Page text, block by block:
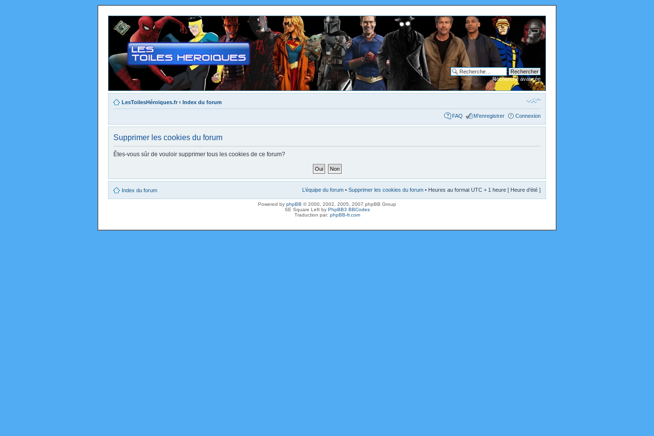
Recherche avancée
LesToilesHéroïques.fr ‹ Index du forum
FAQ M’enregistrer Connexion
Supprimer les cookies du forum
Êtes-vous sûr de vouloir supprimer tous les cookies de ce forum?
Index du forum L’équipe du forum • Supprimer les cookies du forum • Heures au format UTC + 1 heure [ Heure d’été ]
Powered by phpBB © 2000, 2002, 2005, 2007 phpBB Group
SE Square Left by PhpBB3 BBCodes
Traduction par: phpBB-fr.com